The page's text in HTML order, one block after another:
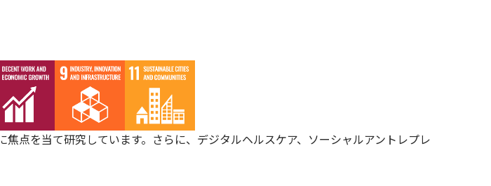
点を当て研究しています。さらに、デジタルヘルスケア、ソーシャルアントレプレ